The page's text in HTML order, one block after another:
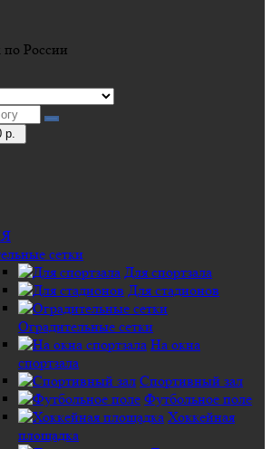
по России
р.
сетки
Для спортзала
Для стадионов
Оградительные сетки
На окна
спортзала
Спортивный зал
Футбольное поле
Хоккейная
площадка